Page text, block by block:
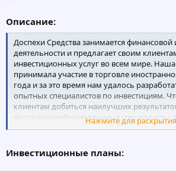
Описание:
Доспехи Средства занимается
деятельности и предлагает своим
инвестиционных услуг во всем мире.
принимала участие в торговле
года и за это время нам удалось
опытных специалистов по инвестициям.
клиентам добиться наилучших
высококвалифицированные специалисты
используя глубокое знание финансовых
высоких технологий. Мы стремимся
доходность инвестиций, находя
Нажмите для
Инвестиционные планы: